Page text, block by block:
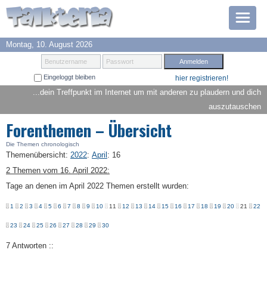
Prämien
Suche
Montag, 10. August 2026
Benutzername Passwort
Eingeloggt bleiben hier registrieren!
...dein Treffpunkt im Internet um mit anderen zu plaudern und dich
auszutauschen
Forenthemen – Übersicht
Die Themen chronologisch
Themenübersicht: 2022: April : 16
2 Themen vom 16. April 2022:
Tage an denen im April 2022 Themen erstellt wurden:
1 2 3 4 5 6 7 8 9 10 11 12 13 14 15 16 17 18 19 20 21 22
23 24 25 26 27 28 29 30
7 Antworten ::